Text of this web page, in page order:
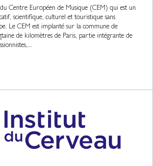
Centre Européen de Musique (CEM) qui est un
scientifique, culturel et touristique sans
Le CEM est implanté sur la commune de
de kilomètres de Paris, partie intégrante de